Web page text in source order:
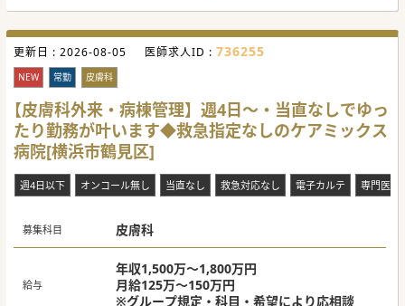
#春入職可 #秋入職可
更新日 : 2026-08-05 医師求人ID : 736255
NEW 常勤 皮膚科
【皮膚科外来・病棟管理】週4日～・当直なしでゆっ
たり勤務が叶います◆救急指定なしのケアミックス
病院[横浜市鶴見区]
週4日以下 オンコール無し 当直なし 救急対応なし 電子カルテ 専門医不
募集科目 皮膚科
給与
年収1,500万～1,800万円
月給125万～150万円
※グループ規定・科目・希望により応相談